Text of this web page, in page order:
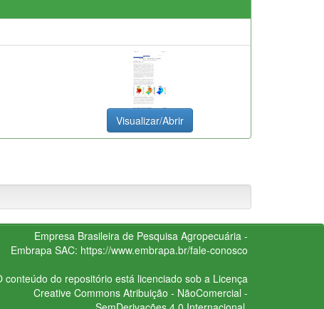
Visualizar/Abrir
Empresa Brasileira de Pesquisa Agropecuária -
Embrapa SAC: https://www.embrapa.br/fale-conosco
conteúdo do repositório está licenciado sob a Licença
Creative CommonsAtribuição - NãoComercial -